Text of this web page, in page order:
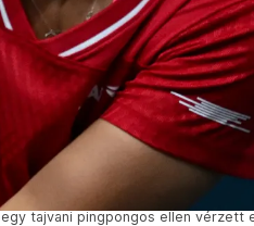
tajvani pingpongos ellen vérzett